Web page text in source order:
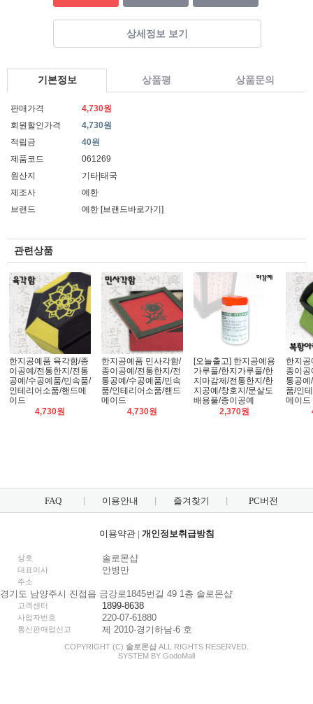
상세정보 보기
기본정보 상품평 상품문의
판매가격
4,730원
회원할인가격
4,730원
적립금
40원
제품코드
061269
원산지
기타|태국
제조사
예한
브랜드
예한 [브랜드바로가기]
관련상품
한지공예품 육각함/종
이공예/전통한지/전통
공예/수공예품/민속품/
인테리어소품/핸드메
이드
4,730원
한지공예품 민사각함/
종이공예/전통한지/전
통공예/수공예품/민속
품/인테리어소품/핸드
메이드
4,730원
[오늘출고] 한지공예용
가루풀/한지가루풀/한
지마감제/전통한지/한
지공예/창호지/문살도
배용풀/종이공예
2,370원
한지
종이
통공
품/인
메이드
FAQ 이용안내 즐겨찾기 PC버전
이용약관| 개인정보취급방침
상호 솔로몬샵
대표이사 안병만
주소
경기도 남양주시 진접읍 금강로1845번길 49 1층 솔로몬샵
고객센터 1899-8638
사업자번호 220-07-61880
통신판매업신고 제 2010-경기하남-6 호
COPYRIGHT (C) 솔로몬샵 ALL RIGHTS RESERVED.
SYSTEM BY GodoMall